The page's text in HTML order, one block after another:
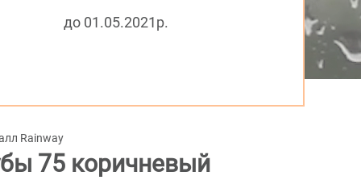
до 01.05.2021р.
Rainway
75 коричневый